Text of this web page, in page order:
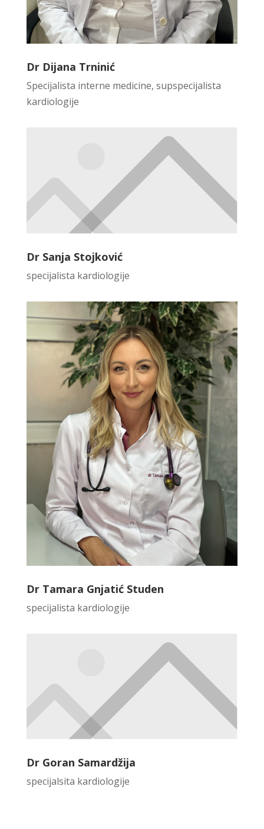
Dr Dijana Trninić
Specijalista interne medicine, supspecijalista
kardiologije
Dr Sanja Stojković
specijalista kardiologije
Dr Tamara Gnjatić Studen
specijalista kardiologije
Dr Goran Samardžija
specijalsita kardiologije